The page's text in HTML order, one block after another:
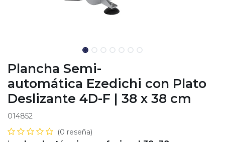
Plancha Semi-
automática Ezedichi con Plato
Deslizante 4D-F | 38 x 38 cm
014852
(0 reseña)